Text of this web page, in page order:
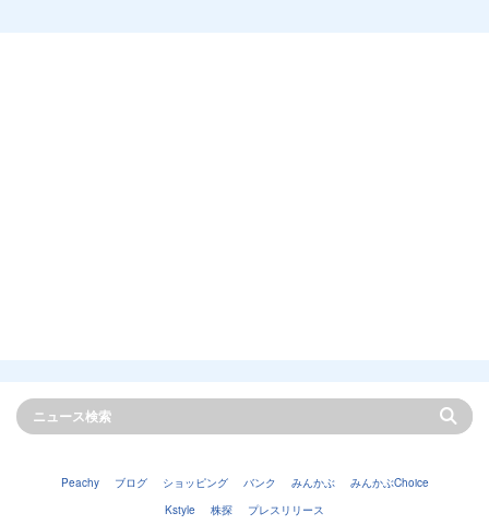
Peachy ブログ ショッピング バンク みんかぶ
みんかぶChoice
Kstyle
株探 プレスリリース